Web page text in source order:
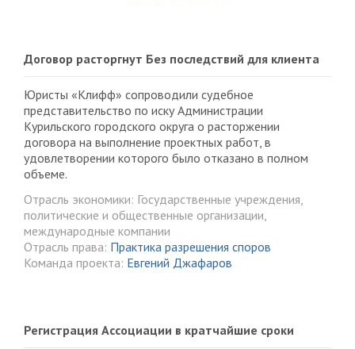
Договор расторгнут Без последствий для клиента
Юристы «Клифф» сопроводили судебное
представительство по иску Администрации
Курильского городского округа о расторжении
договора на выполнение проектных работ, в
удовлетворении которого было отказано в полном
объеме.
Отрасль экономики: Государственные учреждения,
политические и общественные организации,
международные компании
Отрасль права: Практика разрешения споров
Команда проекта: Евгений Джафаров
Регистрация Ассоциации в кратчайшие сроки